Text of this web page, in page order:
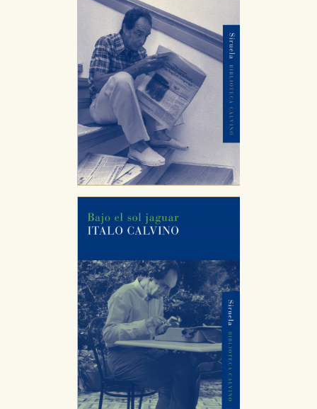
CONFIGURACIÓN DE COOKIES
HABILITAR TODO RECHAZAR TODO
Cookies necesarias